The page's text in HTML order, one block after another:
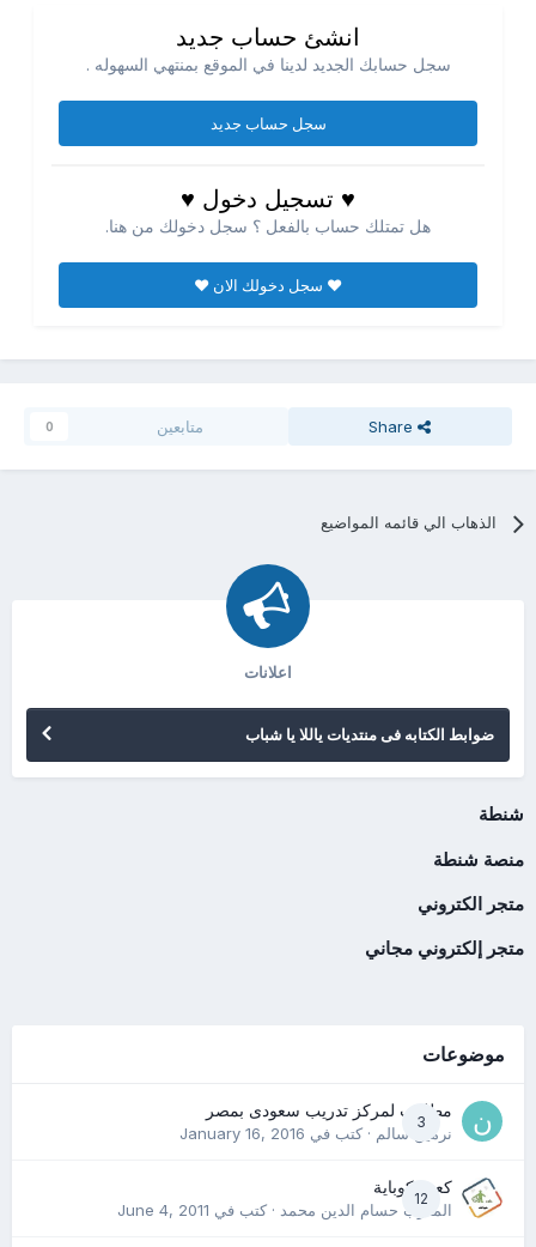
انشئ حساب جديد
سجل حسابك الجديد لدينا في الموقع بمنتهي السهوله .
سجل حساب جديد
♥ تسجيل دخول ♥
هل تمتلك حساب بالفعل ؟ سجل دخولك من هنا.
♥ سجل دخولك الان ♥
Share متابعين 0
الذهاب الي قائمه المواضيع
اعلانات
ضوابط الكتابه فى منتديات ياللا يا شباب
شنطة
منصة شنطة
متجر الكتروني
متجر إلكتروني مجاني
موضوعات
3
مطلوب لمركز تدريب سعودى بمصر
نرمين سالم· كتب في January 16, 2016
12
كعب كوباية
المدرب حسام الدين محمد· كتب في June 4, 2011